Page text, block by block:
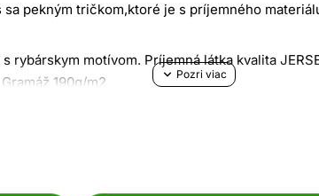
pekným tričkom,ktoré je s príjemného
rybárskym motívom. Príjemná látka kvalita
190g/m2